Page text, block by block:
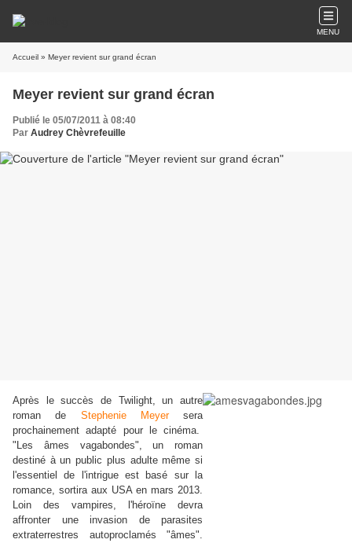
MENU
Accueil » Meyer revient sur grand écran
Meyer revient sur grand écran
Publié le 05/07/2011 à 08:40
Par Audrey Chèvrefeuille
Après le succès de Twilight, un autre
roman de Stephenie Meyersera
prochainement adapté pour le cinéma.
"Les âmes vagabondes", un roman
destiné à un public plus adulte même si
l'essentiel de l'intrigue est basé sur la
romance, sortira aux USA en mars 2013.
Loin des vampires, l'héroïne devra
affronter une invasion de parasites
extraterrestres autoproclamés "âmes".